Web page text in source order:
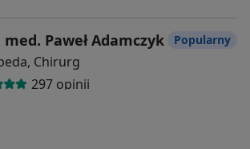
Paweł Adamczyk
Chirurg
297 opinii
Popularny